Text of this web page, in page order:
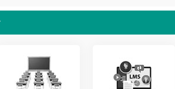
سبز، گاج، قلمچی، کانگورو، و... را قبل از ثبت نام بررسی